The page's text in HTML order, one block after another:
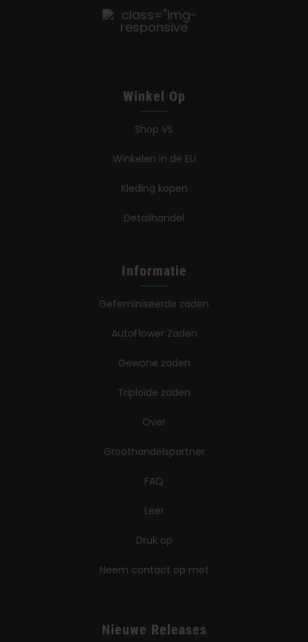
Winkel Op
Shop VS
Winkelen in de EU
Kleding kopen
Detailhandel
Informatie
Gefeminiseerde zaden
AutoFlower Zaden
Gewone zaden
Triploïde zaden
Over
Groothandelspartner
FAQ
Leer
Druk op
Neem contact op met
Nieuwe Releases